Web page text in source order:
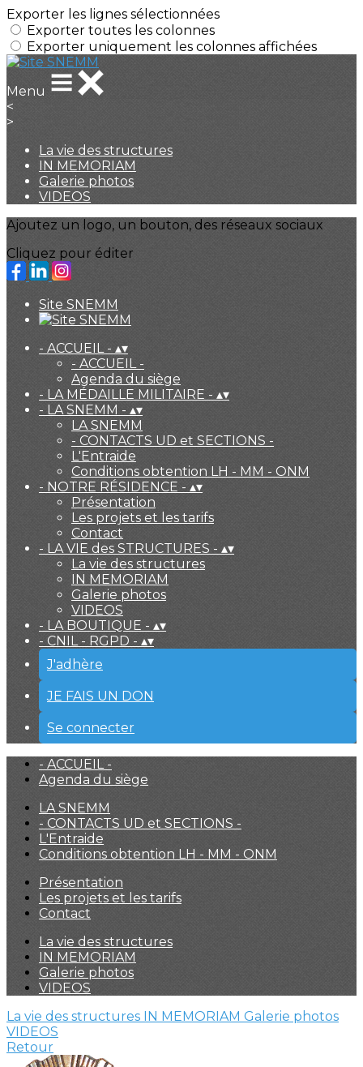
Exporter les lignes sélectionnées
Exporter toutes les colonnes
Exporter uniquement les colonnes affichées
Menu
<
>
La vie des structures
IN MEMORIAM
Galerie photos
VIDEOS
Ajoutez un logo, un bouton, des réseaux sociaux
Cliquez pour éditer
Site SNEMM
- ACCUEIL - ▴▾
- ACCUEIL -
Agenda du siège
- LA MÉDAILLE MILITAIRE - ▴▾
- LA SNEMM - ▴▾
LA SNEMM
- CONTACTS UD et SECTIONS -
L'Entraide
Conditions obtention LH - MM - ONM
- NOTRE RÉSIDENCE - ▴▾
Présentation
Les projets et les tarifs
Contact
- LA VIE des STRUCTURES - ▴▾
La vie des structures
IN MEMORIAM
Galerie photos
VIDEOS
- LA BOUTIQUE - ▴▾
- CNIL - RGPD - ▴▾
J'adhère
JE FAIS UN DON
Se connecter
- ACCUEIL -
Agenda du siège
LA SNEMM
- CONTACTS UD et SECTIONS -
L'Entraide
Conditions obtention LH - MM - ONM
Présentation
Les projets et les tarifs
Contact
La vie des structures
IN MEMORIAM
Galerie photos
VIDEOS
La vie des structures IN MEMORIAM Galerie photos
VIDEOS
Retour